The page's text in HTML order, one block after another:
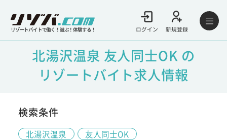
リゾートバイトで働く！遊ぶ！体験する！ ログイン 新規登録
北湯沢温泉 友人同士OK の
リゾートバイト求人情報
検索条件
北湯沢温泉 友人同士OK